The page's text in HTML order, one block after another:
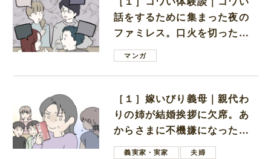
話をするために集まった夜の
ファミレス。口火を切ったの
は電車好きの男の子ママ
マンガ
［１］嫁いびり義母｜親代わ
りの姉が結婚挨拶に欠席。あ
からさまに不機嫌になった義
母義実家・実家
夫婦